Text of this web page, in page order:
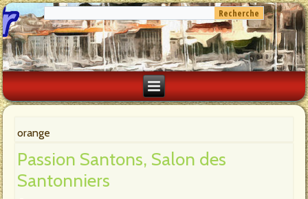
orange
Passion Santons, Salon des
Santonniers